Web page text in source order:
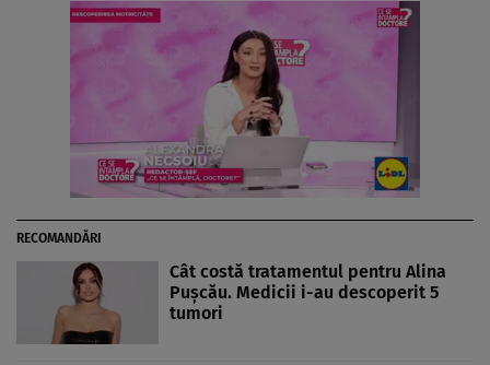
RECOMANDĂRI
Cât costă tratamentul pentru Alina
Pușcău. Medicii i-au descoperit 5
tumori